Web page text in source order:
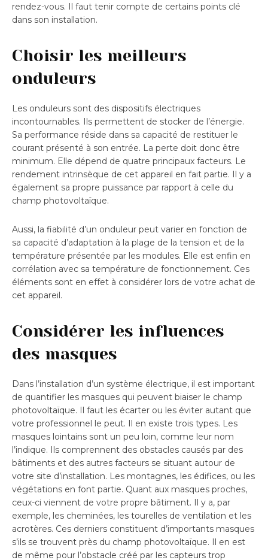
rendez-vous. Il faut tenir compte de certains points clé
dans son installation.
Choisir les meilleurs
onduleurs
Les onduleurs sont des dispositifs électriques
incontournables. Ils permettent de stocker de l’énergie.
Sa performance réside dans sa capacité de restituer le
courant présenté à son entrée. La perte doit donc être
minimum. Elle dépend de quatre principaux facteurs. Le
rendement intrinsèque de cet appareil en fait partie. Il y a
également sa propre puissance par rapport à celle du
champ photovoltaïque.
Aussi, la fiabilité d’un onduleur peut varier en fonction de
sa capacité d’adaptation à la plage de la tension et de la
température présentée par les modules. Elle est enfin en
corrélation avec sa température de fonctionnement. Ces
éléments sont en effet à considérer lors de votre achat de
cet appareil.
Considérer les influences
des masques
Dans l’installation d’un système électrique, il est important
de quantifier les masques qui peuvent biaiser le champ
photovoltaïque. Il faut les écarter ou les éviter autant que
votre professionnel le peut. Il en existe trois types. Les
masques lointains sont un peu loin, comme leur nom
l’indique. Ils comprennent des obstacles causés par des
bâtiments et des autres facteurs se situant autour de
votre site d’installation. Les montagnes, les édifices, ou les
végétations en font partie. Quant aux masques proches,
ceux-ci viennent de votre propre bâtiment. Il y a, par
exemple, les cheminées, les tourelles de ventilation et les
acrotères. Ces derniers constituent d’importants masques
s’ils se trouvent près du champ photovoltaïque. Il en est
de même pour l’obstacle créé par les capteurs trop